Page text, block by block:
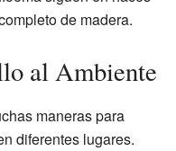
de madera.
al Ambiente
maneras para
diferentes lugares.